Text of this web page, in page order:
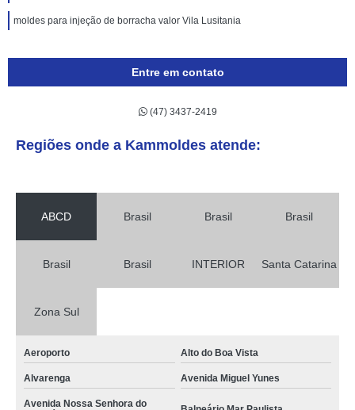
moldes para injeção de borracha valor Vila Lusitania
Entre em contato
(47) 3437-2419
Regiões onde a Kammoldes atende:
ABCD Brasil Brasil Brasil
Brasil Brasil INTERIOR Santa Catarina
Zona Sul
Aeroporto Alto do Boa Vista
Alvarenga Avenida Miguel Yunes
Avenida Nossa Senhora do